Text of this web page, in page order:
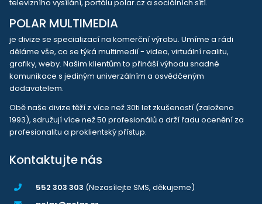
televizního vysílání, portálu polar.cz a sociálních sítí.
POLAR MULTIMEDIA
je divize se specializací na komerční výrobu. Umíme a rádi
děláme vše, co se týká multimedií - videa, virtuální realitu,
grafiky, weby. Našim klientům to přináší výhodu snadné
komunikace s jediným univerzálním a osvědčeným
dodavatelem.
Obě naše divize těží z více než 30ti let zkušeností (založeno
1993), sdružují více než 50 profesionálů a drží řadu ocenění za
profesionalitu a proklientský přístup.
Kontaktujte nás
552 303 303 (Nezasílejte SMS, děkujeme)